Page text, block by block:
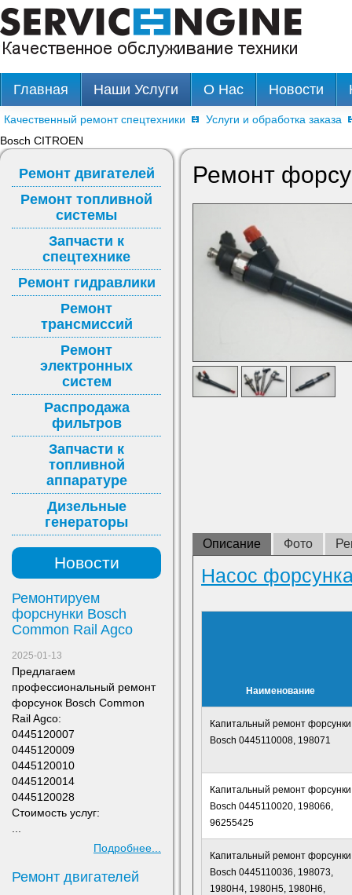
Ремонт
Описание Фото
Насос
Наименование
Капитальный ремонт форсунки
Bosch 0445110008, 198071
Капитальный ремонт форсунки
Bosch 0445110020, 198066,
96255425
Капитальный ремонт форсунки
Bosch 0445110036, 198073,
1980H4, 1980H5, 1980H6,
Ремонт двигателей
Ремонт топливной
системы
Запчасти к
спецтехнике
Ремонт гидравлики
Ремонт
трансмиссий
Ремонт
электронных
систем
Распродажа
фильтров
Запчасти к
топливной
аппаратуре
Дизельные
генераторы
Новости
Ремонтируем
форснунки Bosch
Common Rail Agco
2025-01-13
Предлагаем
профессиональный ремонт
форсунок Bosch Common
Rail Agco:
0445120007
0445120009
0445120010
0445120014
0445120028
Стоимость услуг:
Подробнее...
Ремонт двигателей
Главная Наши Услуги О Нас Новости
Качественный ремонт спецтехники
Услуги и обработка заказа
Bosch CITROEN